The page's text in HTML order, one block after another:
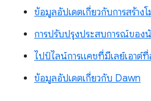
ข้อมูลอัปเดตเกี่ยวกับการสร้าง
การปรับปรุงประสบการณ์ขอ
ไปป์ไลน์การแคชที่มีเลย์เอาต์
ข้อมูลอัปเดตเกี่ยวกับ Dawn